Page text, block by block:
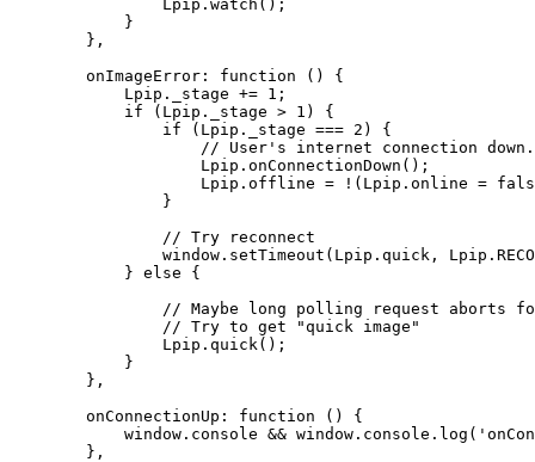
                Lpip.watch();
            }
        },
        onImageError: function () {
            Lpip._stage += 1;
            if (Lpip._stage > 1) {
                if (Lpip._stage === 2) {
// User's internet connection
                    Lpip.onConnectionDown();
Lpip.offline = !(Lpip.online =
                }
                // Try reconnect
window.setTimeout(Lpip.quick,
            } else {
// Maybe long polling request aborts
                // Try to get "quick image"
                Lpip.quick();
            }
        },
        onConnectionUp: function () {
window.console &&
        },